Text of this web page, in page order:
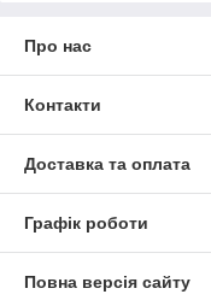
Про нас
Контакти
Доставка та оплата
Графік роботи
Повна версія сайту